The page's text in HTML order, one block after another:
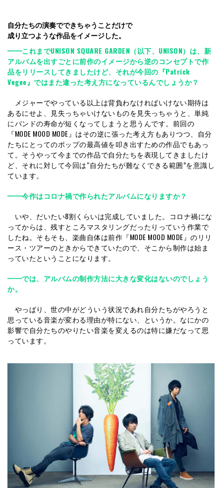
自分たちの演奏でできちゃうことだけで
成り立つような作品をイメージした。
━━これまでUNISON SQUARE GARDEN（以下、UNISON）は、新
アルバムを出すごとに前作のイメージから逆のコンセプトで作
品をリリースしてきましたけど、それが今回の『Patrick
Vegee』ではまた違った考え方になっているんでしょうか？
メジャーでやっている以上は背負わなければいけない期待は
あるにせよ、見失っちゃいけないものを見失っちゃうと、単純
にバンドの寿命が短くなってしまうと思うんです。前回の
『MODE MOOD MODE』はその逆に張った考え方もありつつ、自分
たちにとってのポップの最高値を叩き出すための作品でもあっ
て。そうやって今までの作品で自分たちを表現してきましたけ
ど、それに対して今回は“自分たちが難なくできる範囲”を意識し
ています。
━━今作はコロナ禍で作られたアルバムになりますか？
いや、だいたい8割くらいは完成していました。コロナ禍にな
ってからは、残すところマスタリングだったりっていう作業で
したね。そもそも、楽曲自体は前作『MODE MOOD MODE』のリリ
ース・ツアーのときからできていたので、そこから制作は始ま
っていたということになります。
━━では、アルバムの制作方法に大きな変化はないのでしょう
か。
やっぱり、世の中がどういう状況であれ自分たちがやろうと
思っている音楽が変わる理由が特にない、というか。なにかの
影響で自分たちのやりたい音楽を変えるのは特に嫌だなって思
っています。